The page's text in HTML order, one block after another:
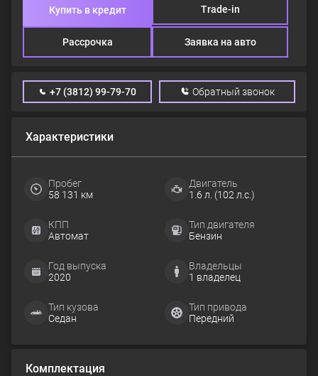
Характеристики
Пробег
58 131 км
Двигатель
1.6 л. (102 л.с.)
КПП
Автомат
Тип двигателя
Бензин
Год выпуска
2020
Владельцы
1 владелец
Тип кузова
Седан
Тип привода
Передний
Купить в кредит Trade-in
Рассрочка Заявка на авто
+7 (3812) 99-79-70 Обратный звонок
Комплектация